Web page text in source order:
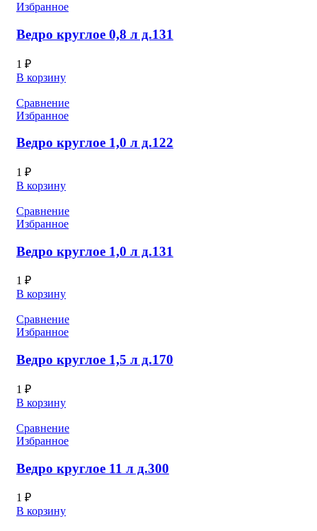
Избранное
Ведро круглое 0,8 л д.131
1 ₽
В корзину
Сравнение
Избранное
Ведро круглое 1,0 л д.122
1 ₽
В корзину
Сравнение
Избранное
Ведро круглое 1,0 л д.131
1 ₽
В корзину
Сравнение
Избранное
Ведро круглое 1,5 л д.170
1 ₽
В корзину
Сравнение
Избранное
Ведро круглое 11 л д.300
1 ₽
В корзину